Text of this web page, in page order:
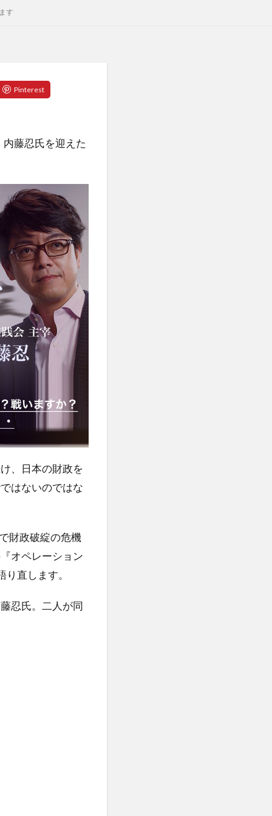
す
藤忍氏を迎えた
、日本の財政を
はないのではな
財政破綻の危機
オペレーション
直します。
忍氏。二人が同